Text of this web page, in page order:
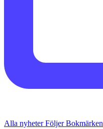
Alla nyheterFöljerBokmärken